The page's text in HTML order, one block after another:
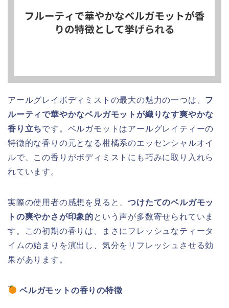
アールグレイボディミストの最大の魅力の一つは、 フ
ルーティで華やかなベルガモットが織りなす爽やかな
香り立ちです。ベルガモットはアールグレイティーの
特徴的な香りの元となる柑橘系のエッセンシャルオイ
ルで、この香りがボディミストにも巧みに取り入れら
れています。
実際の使用者の感想を見ると、つけたてのベルガモッ
トの爽やかさが印象的という声が多数寄せられていま
す。この初期の香りは、まさにフレッシュなティータ
イムの始まりを演出し、気分をリフレッシュさせる効
果があります。
ベルガモットの香りの特徴